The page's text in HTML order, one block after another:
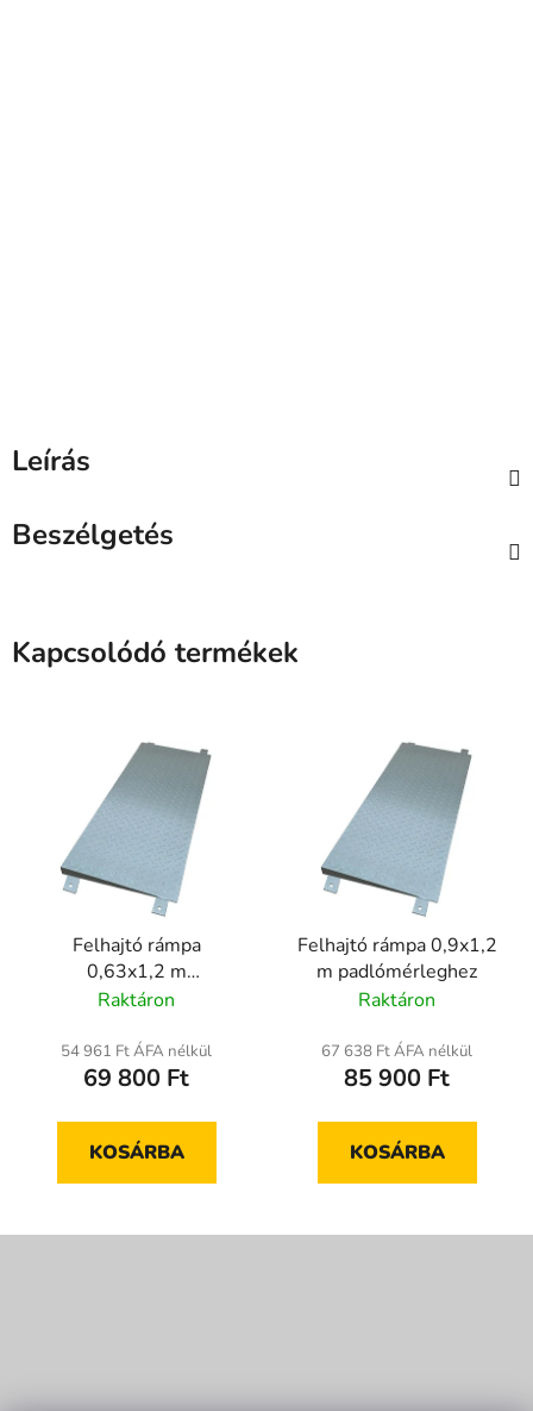
Leírás
Beszélgetés
Kapcsolódó termékek
Felhajtó rámpa
0,63x1,2 m
padlómérleghez
Raktáron
54 961 Ft ÁFA nélkül
69 800 Ft
KOSÁRBA
Felhajtó rámpa 0,9x1,2
m padlómérleghez
Raktáron
67 638 Ft ÁFA nélkül
85 900 Ft
KOSÁRBA